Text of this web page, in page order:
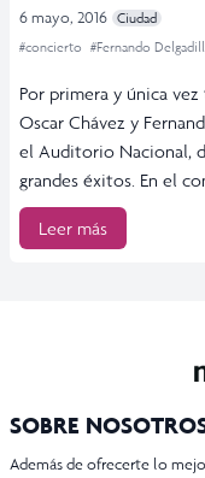
6 mayo, 2016 Ciudad
#concierto #Fernando
Por primera y única
Oscar Chávez y
el Auditorio Nacional,
grandes éxitos. En el
Leer más
SOBRE
Además de ofrecerte lo